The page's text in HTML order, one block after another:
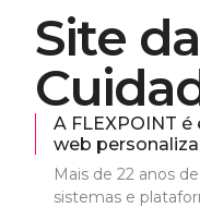
Site da
Cuida
A FLEXPOINT
web
Mais de 22 anos
sistemas e